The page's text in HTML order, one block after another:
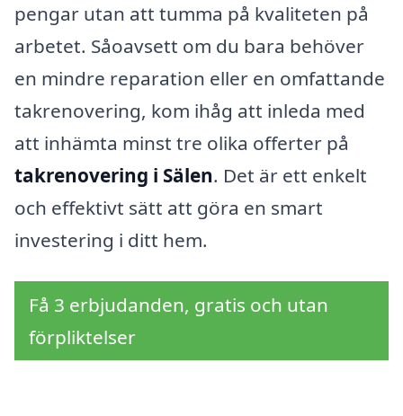
pengar utan att tumma på kvaliteten på
arbetet. Såoavsett om du bara behöver
en mindre reparation eller en omfattande
takrenovering, kom ihåg att inleda med
att inhämta minst tre olika offerter på
takrenovering i Sälen. Det är ett enkelt
och effektivt sätt att göra en smart
investering i ditt hem.
Få 3 erbjudanden, gratis och utan
förpliktelser